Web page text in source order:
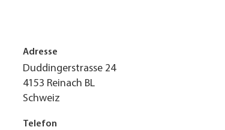
Adresse
Duddingerstrasse 24
4153 Reinach BL
Schweiz
Telefon